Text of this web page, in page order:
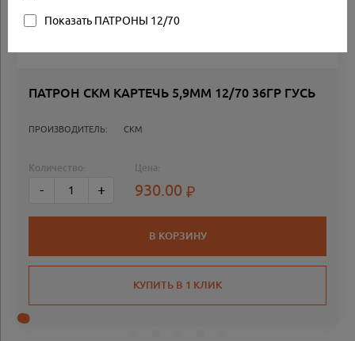
Показать ПАТРОНЫ 12/70
ПАТРОН СКМ КАРТЕЧЬ 5,9ММ 12/70 36ГР ГУСЬ
ПРОИЗВОДИТЕЛЬ: СКМ
Количество:
- +
Цена:
930.00
В КОРЗИНУ
КУПИТЬ В 1 КЛИК